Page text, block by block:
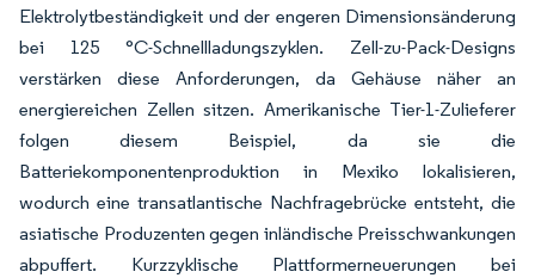
Elektrolytbeständigkeit und der engeren Dimensionsänderung
bei 125 °C-Schnellladungszyklen. Zell-zu-Pack-Designs
verstärken diese Anforderungen, da Gehäuse näher an
energiereichen Zellen sitzen. Amerikanische Tier-1-Zulieferer
folgen diesem Beispiel, da sie die
Batteriekomponentenproduktion in Mexiko lokalisieren,
wodurch eine transatlantische Nachfragebrücke entsteht, die
asiatische Produzenten gegen inländische Preisschwankungen
abpuffert. Kurzzyklische Plattformerneuerungen bei